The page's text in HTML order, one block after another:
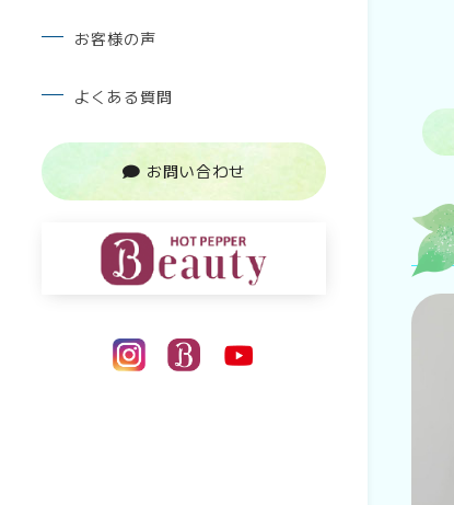
お客様の声
よくある質問
お問い合わせ